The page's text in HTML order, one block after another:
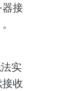
接
实
收